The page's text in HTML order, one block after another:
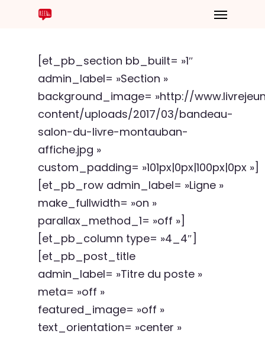
[et_pb_section bb_built= »1″
admin_label= »Section »
background_image= »http://
content/uploads/2017/03/bandeau-
salon-du-livre-montauban-
affiche.jpg »
custom_padding= »101px|0px|100px|0px »]
[et_pb_row admin_label= »Ligne »
make_fullwidth= »on »
parallax_method_1= »off »]
[et_pb_column type= »4_4″]
[et_pb_post_title
admin_label= »Titre du poste »
meta= »off »
featured_image= »off »
text_orientation= »center »